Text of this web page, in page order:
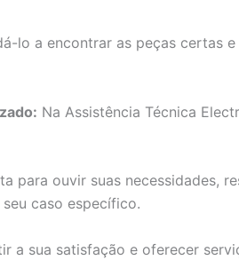
lo a encontrar as peças certas
Na Assistência Técnica
para ouvir suas necessidades,
caso específico.
a sua satisfação e oferecer